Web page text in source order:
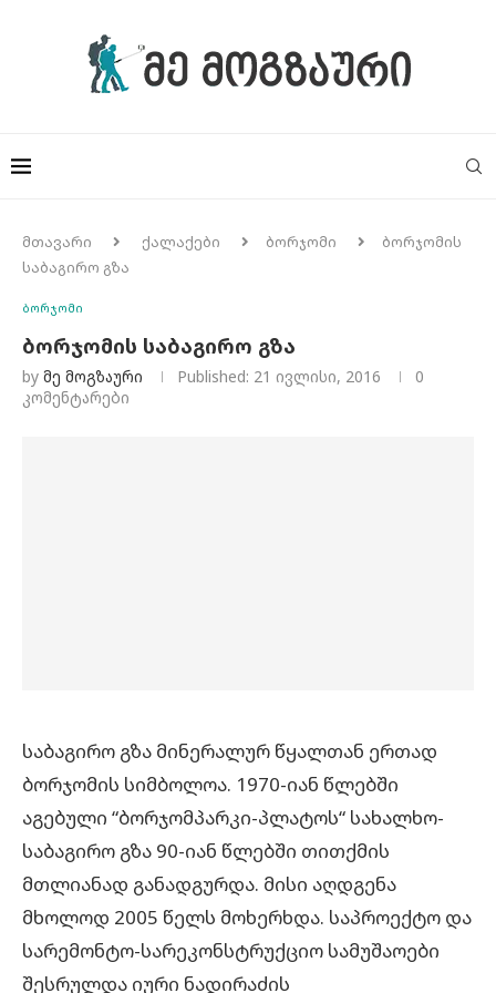
მთავარი ქალაქები ბორჯომი
ბორჯომის
საბაგირო გზა
ბორჯომი
ბორჯომის საბაგირო გზა
by Მე Მოგზაური Published: 21 ივლისი, 2016
0
კომენტარები
საბაგირო გზა მინერალურ წყალთან ერთად
ბორჯომის სიმბოლოა. 1970-იან წლებში
აგებული “ბორჯომპარკი-პლატოს“ სახალხო-
საბაგირო გზა 90-იან წლებში თითქმის
მთლიანად განადგურდა. მისი აღდგენა
მხოლოდ 2005 წელს მოხერხდა. საპროექტო და
სარემონტო-სარეკონსტრუქციო სამუშაოები
შესრულდა იური ნადირაძის